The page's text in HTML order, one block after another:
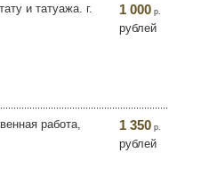
и татуажа. г.
1 000 р.
рублей
работа,
1 350 р.
рублей